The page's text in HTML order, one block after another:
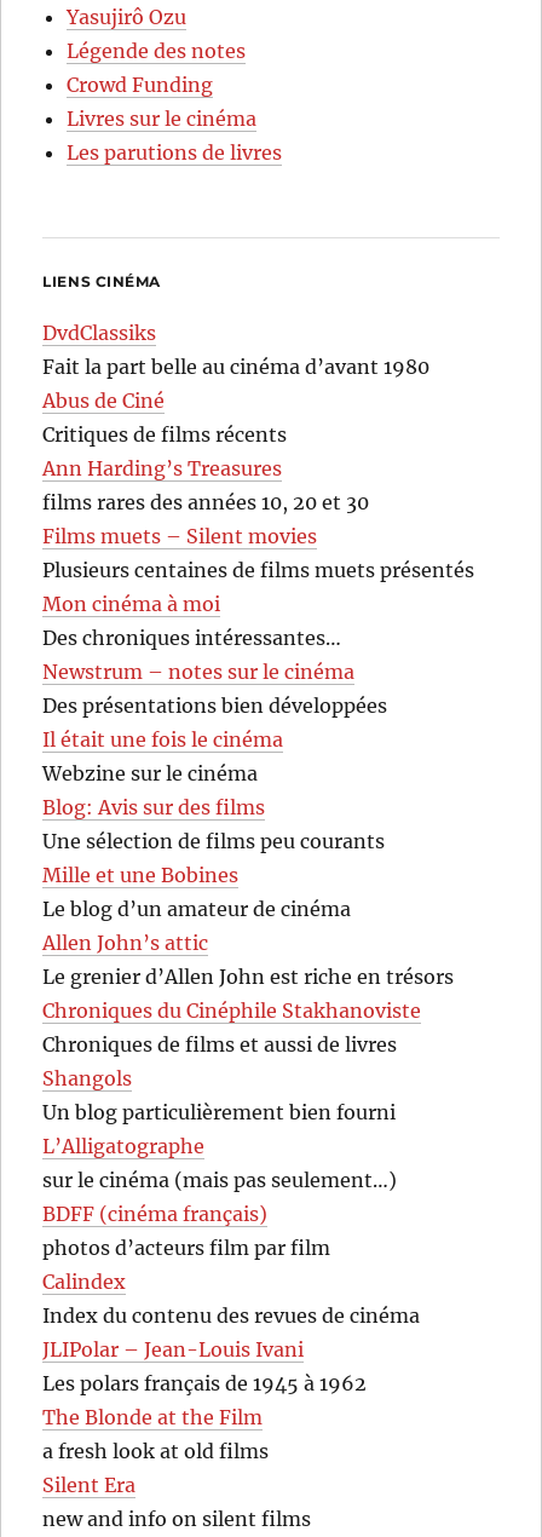
Yasujirô Ozu
Légende des notes
Crowd Funding
Livres sur le cinéma
Les parutions de livres
LIENS CINÉMA
DvdClassiks
Fait la part belle au cinéma d’avant 1980
Abus de Ciné
Critiques de films récents
Ann Harding’s Treasures
films rares des années 10, 20 et 30
Films muets – Silent movies
Plusieurs centaines de films muets présentés
Mon cinéma à moi
Des chroniques intéressantes…
Newstrum – notes sur le cinéma
Des présentations bien développées
Il était une fois le cinéma
Webzine sur le cinéma
Blog: Avis sur des films
Une sélection de films peu courants
Mille et une Bobines
Le blog d’un amateur de cinéma
Allen John’s attic
Le grenier d’Allen John est riche en trésors
Chroniques du Cinéphile Stakhanoviste
Chroniques de films et aussi de livres
Shangols
Un blog particulièrement bien fourni
L’Alligatographe
sur le cinéma (mais pas seulement…)
BDFF (cinéma français)
photos d’acteurs film par film
Calindex
Index du contenu des revues de cinéma
JLIPolar – Jean-Louis Ivani
Les polars français de 1945 à 1962
The Blonde at the Film
a fresh look at old films
Silent Era
new and info on silent films